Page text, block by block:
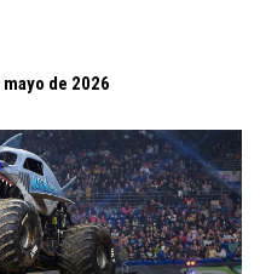
mayo de 2026